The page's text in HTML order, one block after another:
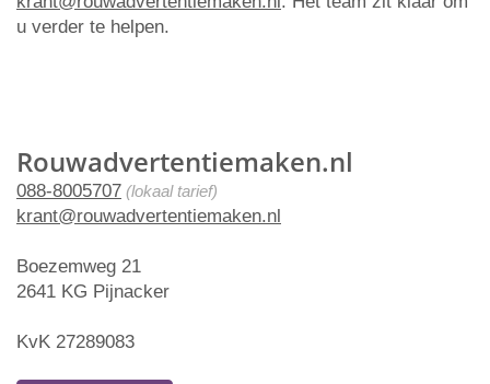
Rouwadvertentiemaken.nl
088-8005707 (lokaal tarief)
krant@rouwadvertentiemaken.nl
Boezemweg 21
2641 KG Pijnacker
KvK 27289083
u verder te helpen.